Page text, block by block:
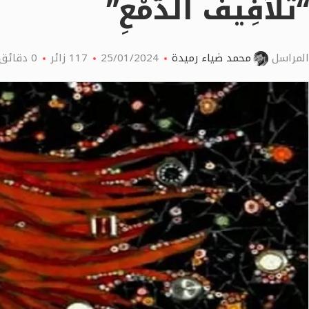
“تَلاَفِيفُ الدَّمْعِ”
المراسل محمد ضياء رميدة 25/01/2024
117 زائر